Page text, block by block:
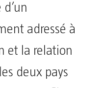
adressé à
et la relation
deux pays